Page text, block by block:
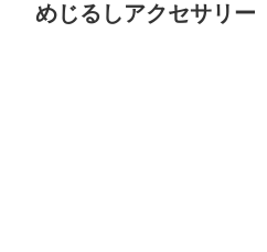
めじるしアクセサリー